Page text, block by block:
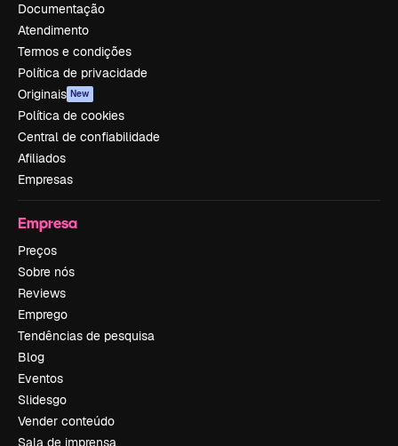
Documentação
Atendimento
Termos e condições
Política de privacidade
Originais New
Política de cookies
Central de confiabilidade
Afiliados
Empresas
Empresa
Preços
Sobre nós
Reviews
Emprego
Tendências de pesquisa
Blog
Eventos
Slidesgo
Vender conteúdo
Sala de imprensa